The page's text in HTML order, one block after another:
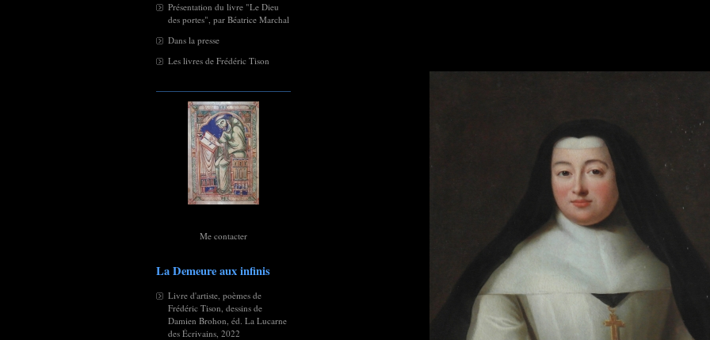
Présentation du livre "Le Dieu
des portes", par Béatrice Marchal
Dans la presse
Les livres de Frédéric Tison
Me contacter
La Demeure aux infinis
Livre d'artiste, poèmes de
Frédéric Tison, dessins de
Damien Brohon, éd. La Lucarne
des Écrivains, 2022